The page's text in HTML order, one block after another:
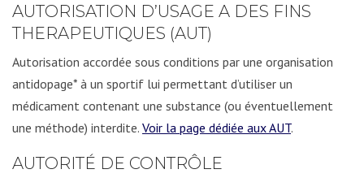
AUTORISATION D’USAGE A DES FINS
THERAPEUTIQUES (AUT)
Autorisation accordée sous conditions par une organisation
antidopage* à un sportif lui permettant d’utiliser un
médicament contenant une substance (ou éventuellement
une méthode) interdite. Voir la page dédiée aux AUT.
AUTORITÉ DE CONTRÔLE